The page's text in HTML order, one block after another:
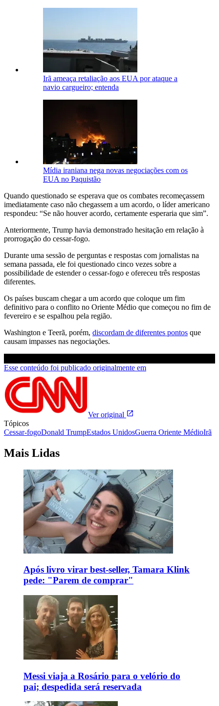
Irã ameaça retaliação aos EUA por ataque a
navio cargueiro; entenda
Mídia iraniana nega novas negociações com os
EUA no Paquistão
Quando questionado se esperava que os combates recomeçassem
imediatamente caso não chegassem a um acordo, o líder americano
respondeu: “Se não houver acordo, certamente esperaria que sim”.
Anteriormente, Trump havia demonstrado hesitação em relação à
prorrogação do cessar-fogo.
Durante uma sessão de perguntas e respostas com jornalistas na
semana passada, ele foi questionado cinco vezes sobre a
possibilidade de estender o cessar-fogo e ofereceu três respostas
diferentes.
Os países buscam chegar a um acordo que coloque um fim
definitivo para o conflito no Oriente Médio que começou no fim de
fevereiro e se espalhou pela região.
Washington e Teerã, porém, discordam de diferentes pontos que
causam impasses nas negociações.
Esse conteúdo foi publicado originalmente em
Ver original
Tópicos
Cessar-fogoDonald TrumpEstados UnidosGuerra Oriente MédioIrã
Mais Lidas
Após livro virar best-seller, Tamara Klink
pede: "Parem de comprar"
Messi viaja a Rosário para o velório do
pai; despedida será reservada